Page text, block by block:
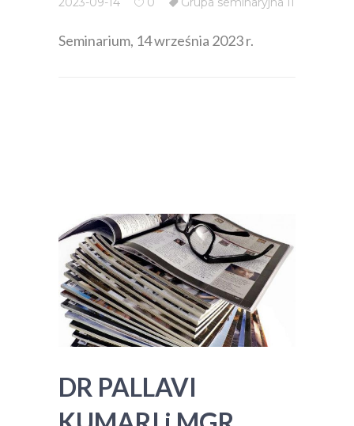
Seminarium, 14 września 2023 r.
DR PALLAVI